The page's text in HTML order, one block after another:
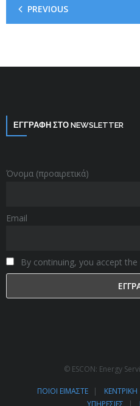
PREVIOUS
ΕΓΓΡΑΦΗ ΣΤΟ NEWSLETTER
Όνομα (προαιρετικά)
Email
By continuing, you accept
© ESCON: Energy
ΠΟΙΟΙ ΕΙΜΑΣΤΕ ΚΕΝΤΡΙΚΗ